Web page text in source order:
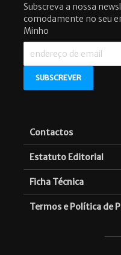
Subscreva a nossa
comodamente no seu
Minho
Contactos
Estatuto Editorial
Ficha Técnica
Termos e Política de